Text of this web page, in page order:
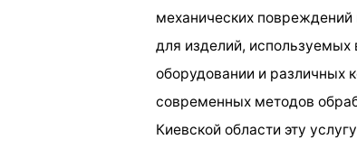
механических повреждений
для изделий, используемых
оборудовании и различных
современных методов
Киевской области эту